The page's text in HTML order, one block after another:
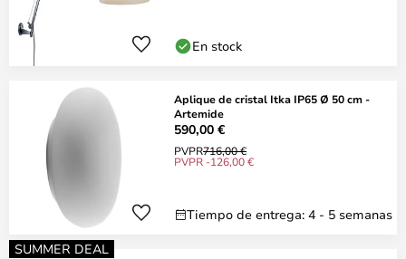
En stock
Aplique de cristal Itka IP65 Ø 50 cm -
Artemide
590,00 €
PVPR716,00 €
PVPR -126,00 €
Tiempo de entrega: 4 - 5 semanas
SUMMER DEAL